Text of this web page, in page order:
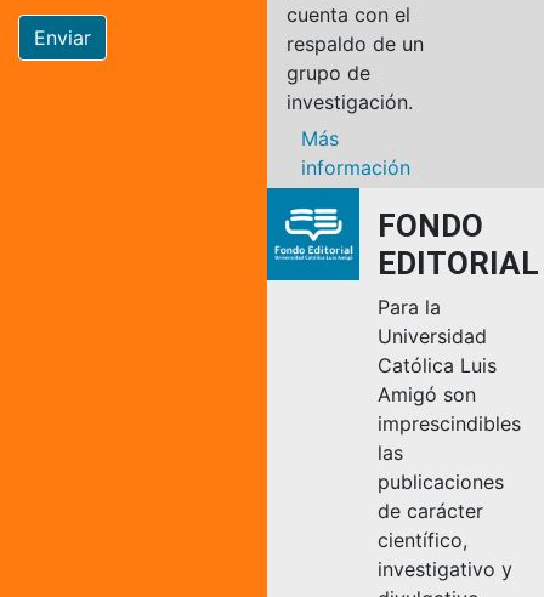
Enviar
cuenta con el
respaldo de un
grupo de
investigación.
Más
información
FONDO
EDITORIAL
Para la
Universidad
Católica Luis
Amigó son
imprescindibles
las
publicaciones
de carácter
científico,
investigativo y